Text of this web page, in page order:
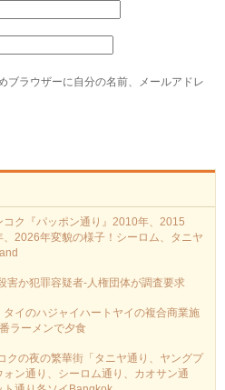
ブラウザーに自分の名前、メールアドレ
ク『パッポン通り』2010年、2015
2026年変貌の様子！シーロム、タニヤ
害か犯罪容疑者-人権団体が調査要求
イのハジャイハートヤイの複合商業施
ラーメンで夕食
クの夜の繁華街「タニヤ通り、ヤングプ
ン通り、シーロム通り、カオサン通